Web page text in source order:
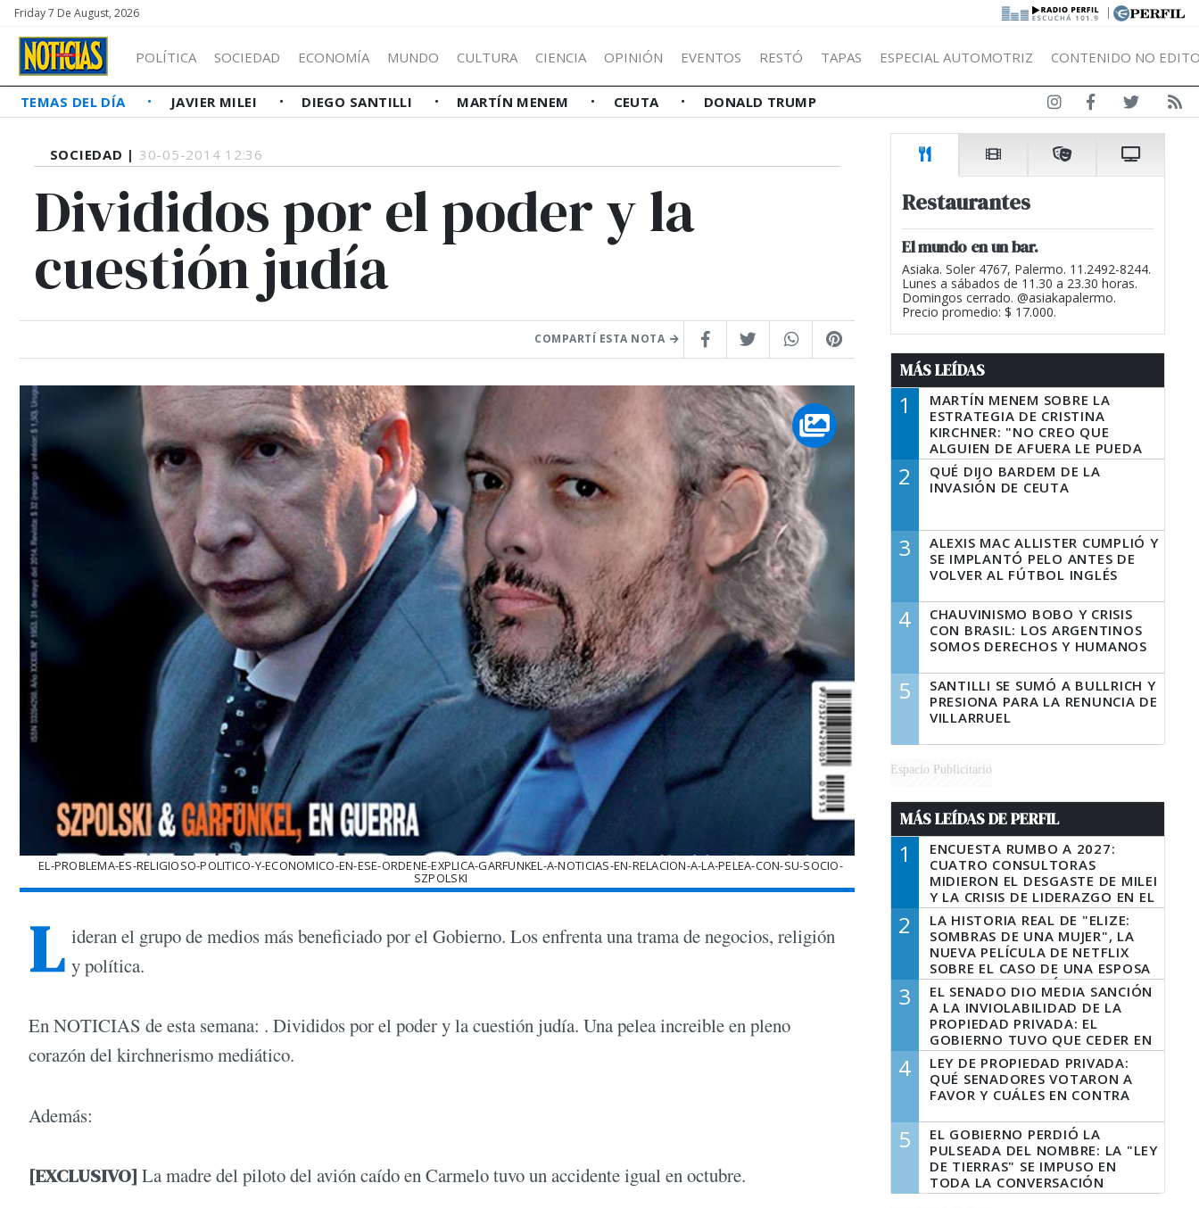
Friday 7 De August, 2026 |
POLÍTICA SOCIEDAD ECONOMÍA MUNDO CULTURA CIENCIA OPINIÓN EVENTOS RESTÓ TAPAS ESPECIAL AUTOMOTRIZ CONTENIDO NO
TEMAS DEL DÍA JAVIER MILEI DIEGO SANTILLI MARTÍN MENEM CEUTA DONALD TRUMP
SOCIEDAD | 30-05-2014 12:36
Divididos por el poder y la
cuestión judía
COMPARTÍ ESTA NOTA
EL-PROBLEMA-ES-RELIGIOSO-POLITICO-Y-ECONOMICO-EN-ESE-ORDENE-EXPLICA-GARFUNKEL-A-NOTICIAS-EN-RELACION-A-LA-PELEA-CON-SU-SOCIO-
SZPOLSKI
L ideran el grupo de medios más beneficiado por el Gobierno. Los enfrenta una trama de negocios, religión
y política.
En NOTICIAS de esta semana: . Divididos por el poder y la cuestión judía. Una pelea increible en pleno
corazón del kirchnerismo mediático.
Además:
[EXCLUSIVO] La madre del piloto del avión caído en Carmelo tuvo un accidente igual en octubre.
Restaurantes
El mundo en un bar.
Asiaka. Soler 4767, Palermo. 11.2492-8244.
Lunes a sábados de 11.30 a 23.30 horas.
Domingos cerrado. @asiakapalermo.
Precio promedio: $ 17.000.
MÁS LEÍDAS
1
MARTÍN MENEM SOBRE LA
ESTRATEGIA DE CRISTINA
KIRCHNER: "NO CREO QUE
ALGUIEN DE AFUERA LE PUEDA
DECIR A LA JUSTICIA LO QUE
TIENE QUE HACER"
2
QUÉ DIJO BARDEM DE LA
INVASIÓN DE CEUTA
3
ALEXIS MAC ALLISTER CUMPLIÓ Y
SE IMPLANTÓ PELO ANTES DE
VOLVER AL FÚTBOL INGLÉS
4
CHAUVINISMO BOBO Y CRISIS
CON BRASIL: LOS ARGENTINOS
SOMOS DERECHOS Y HUMANOS
5
SANTILLI SE SUMÓ A BULLRICH Y
PRESIONA PARA LA RENUNCIA DE
VILLARRUEL
Espacio Publicitario
MÁS LEÍDAS DE PERFIL
1
ENCUESTA RUMBO A 2027:
CUATRO CONSULTORAS
MIDIERON EL DESGASTE DE MILEI
Y LA CRISIS DE LIDERAZGO EN EL
PERONISMO
2
LA HISTORIA REAL DE "ELIZE:
SOMBRAS DE UNA MUJER", LA
NUEVA PELÍCULA DE NETFLIX
SOBRE EL CASO DE UNA ESPOSA
QUE DESCUARTIZÓ A SU
MARIDO
3
EL SENADO DIO MEDIA SANCIÓN
A LA INVIOLABILIDAD DE LA
PROPIEDAD PRIVADA: EL
GOBIERNO TUVO QUE CEDER EN
LA LEY DEL MANEJO DEL FUEGO
4
LEY DE PROPIEDAD PRIVADA:
QUÉ SENADORES VOTARON A
FAVOR Y CUÁLES EN CONTRA
5
EL GOBIERNO PERDIÓ LA
PULSEADA DEL NOMBRE: LA "LEY
DE TIERRAS" SE IMPUSO EN
TODA LA CONVERSACIÓN
DIGITAL